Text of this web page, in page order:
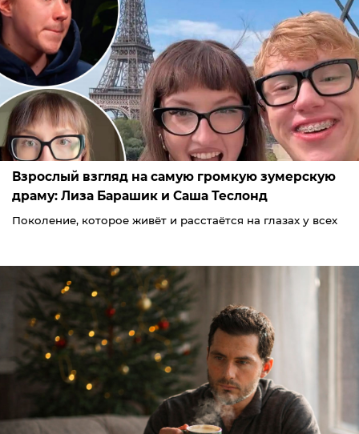
Взрослый взгляд на самую громкую зумерскую
драму: Лиза Барашик и Саша Теслонд
Поколение, которое живёт и расстаётся на глазах у всех